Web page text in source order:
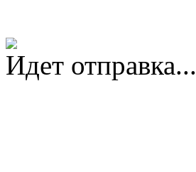
Идет отправка...